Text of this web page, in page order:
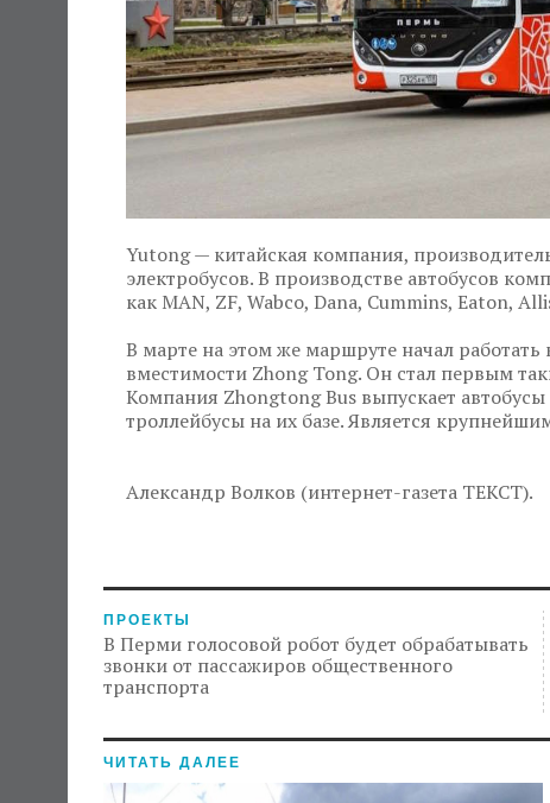
Yutong — китайская компания,
электробусов. В производстве автобусов
как MAN, ZF, Wabco, Dana, Cummins, Eaton,
В марте на этом же маршруте начал работать
вместимости Zhong Tong. Он стал первым
Компания Zhongtong Bus выпускает
троллейбусы на их базе. Является
Александр Волков (интернет-газета ТЕКСТ).
ПРОЕКТЫ
В Перми голосовой робот будет обрабатывать
звонки от пассажиров общественного
транспорта
ЧИТАТЬ ДАЛЕЕ